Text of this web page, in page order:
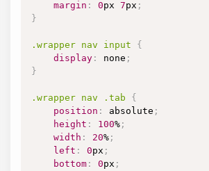
margin : 0px 7px ;
}
.wrapper nav input
{
display : none ;
}
.wrapper nav .tab
{
position : absolute ;
height : 100% ;
width : 20% ;
left : 0px ;
bottom : 0px ;